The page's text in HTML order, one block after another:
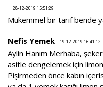
28-12-2019 15:51:29
Mükemmel bir tarif bende
Nefis Yemek 19-12-2019 16:41:12
Aylin Hanım Merhaba,
asitle dengelemek için
Pişirmeden önce kabın